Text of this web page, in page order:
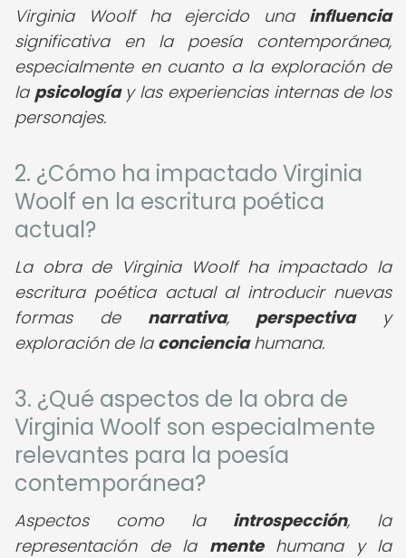
Virginia Woolf ha ejercido una influencia
significativa en la poesía contemporánea,
especialmente en cuanto a la exploración de
la psicologíay las experiencias internas de los
personajes.
2. ¿Cómo ha impactado Virginia
Woolf en la escritura poética
actual?
La obra de Virginia Woolf ha impactado la
escritura poética actual al introducir nuevas
formas de narrativa, perspectivay
exploración de la concienciahumana.
3. ¿Qué aspectos de la obra de
Virginia Woolf son especialmente
relevantes para la poesía
contemporánea?
Aspectos como la introspección, la
representación de la mentehumana y la